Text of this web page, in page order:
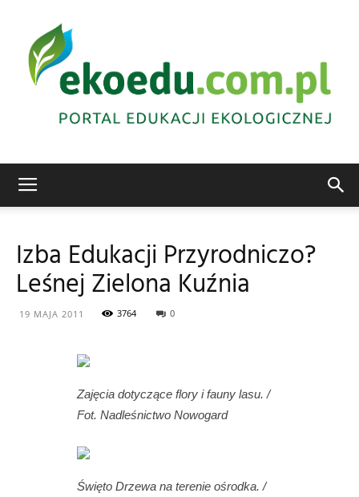
ekologiczna
Izba Edukacji Przyrodniczo?
Leśnej Zielona Kuźnia
19 MAJA 2011 3764 0
Zajęcia dotyczące flory i fauny lasu. /
Fot. Nadleśnictwo Nowogard
Święto Drzewa na terenie ośrodka. /